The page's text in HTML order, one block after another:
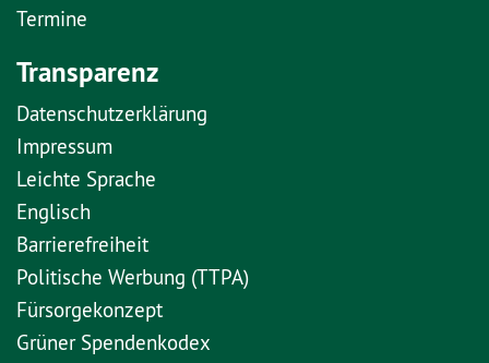
Termine
Transparenz
Datenschutzerklärung
Impressum
Leichte Sprache
Englisch
Barrierefreiheit
Politische Werbung (TTPA)
Fürsorgekonzept
Grüner Spendenkodex